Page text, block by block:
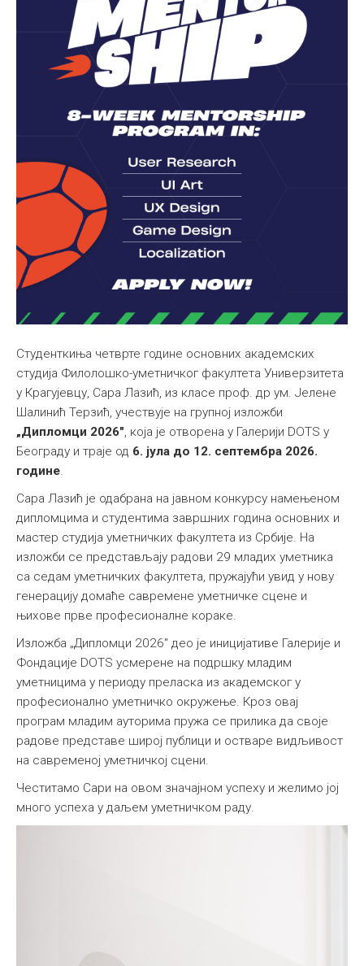
Студенткиња четврте године основних академских
студија Филолошко-уметничког факултета Универзитета
у Крагујевцу, Сара Лазић, из класе проф. др ум. Јелене
Шалинић Терзић, учествује на групној изложби
„Дипломци 2026", која је отворена у Галерији DOTS у
Београду и траје од 6. јула до 12. септембра 2026.
године.
Сара Лазић је одабрана на јавном конкурсу намењеном
дипломцима и студентима завршних година основних и
мастер студија уметничких факултета из Србије. На
изложби се представљају радови 29 младих уметника
са седам уметничких факултета, пружајући увид у нову
генерацију домаће савремене уметничке сцене и
њихове прве професионалне кораке.
Изложба „Дипломци 2026" део је иницијативе Галерије и
Фондације DOTS усмерене на подршку младим
уметницима у периоду преласка из академског у
професионално уметничко окружење. Кроз овај
програм младим ауторима пружа се прилика да своје
радове представе широј публици и остваре видљивост
на савременој уметничкој сцени.
Честитамо Сари на овом значајном успеху и желимо јој
много успеха у даљем уметничком раду.